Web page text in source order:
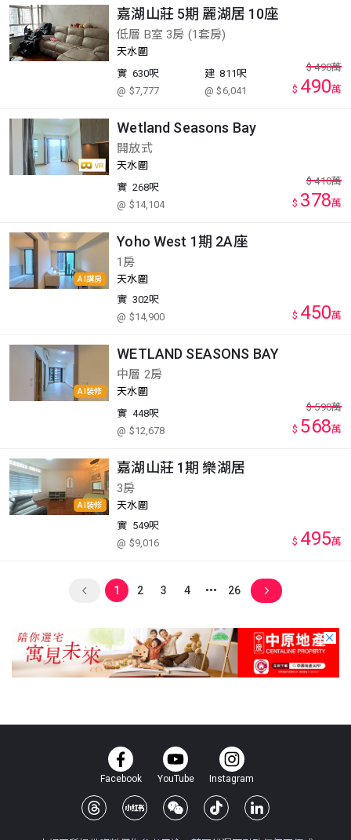
嘉湖山莊 5期 麗湖居 10座
低層 B室 3房 (1套房)
天水圍
實 630呎
@ $7,777
建 811呎
@ $6,041
$ 498萬
$ 490萬
Wetland Seasons Bay
開放式
天水圍
實 268呎
@ $14,104
$ 410萬
$ 378萬
AI講房
Yoho West 1期 2A座
1房
天水圍
實 302呎
@ $14,900
$ 450萬
AI裝修
WETLAND SEASONS BAY
中層 2房
天水圍
實 448呎
@ $12,678
$ 590萬
$ 568萬
AI裝修
嘉湖山莊 1期 樂湖居
3房
天水圍
實 549呎
@ $9,016
$ 495萬
1 2 3 4 26
Facebook YouTube Instagram